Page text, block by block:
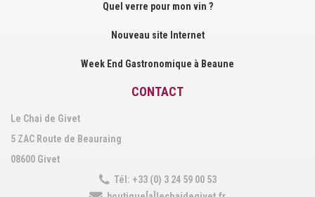
Quel verre pour mon vin ?
Nouveau site Internet
Week End Gastronomique à Beaune
CONTACT
Le Chai de Givet
5 ZAC Route de Beauraing
08600 Givet
Tél: +33 (0) 3 24 59 00 53